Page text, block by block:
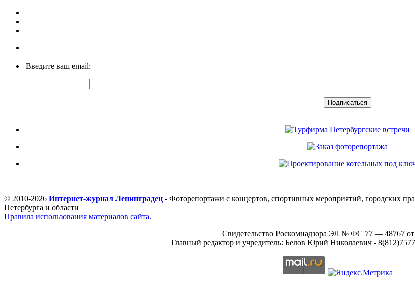
Введите ваш email:
© 2010-2026 Интернет-журнал Ленинградец - Фоторепортажи с концертов, спортивных мероприятий, городских
Петербурга и области
Правила использования материалов сайта.
Свидетельство Роскомнадзора ЭЛ № ФС 77 — 48767 от
Главный редактор и учредитель: Белов Юрий Николаевич -